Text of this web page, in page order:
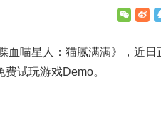
血喵星人：猫腻满满》，近日
试玩游戏Demo。